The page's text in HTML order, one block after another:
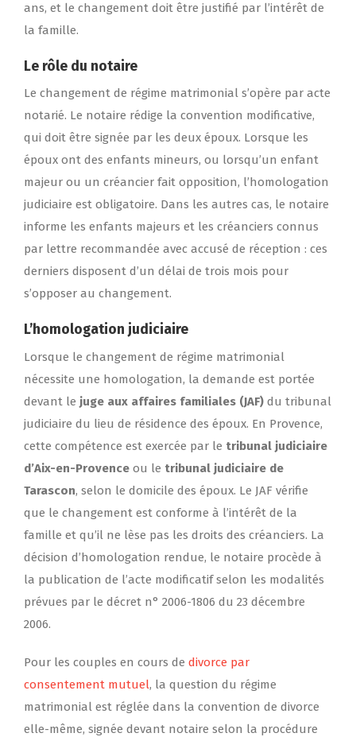
ans, et le changement doit être justifié par l’intérêt de
la famille.
Le rôle du notaire
Le changement de régime matrimonial s’opère par acte
notarié. Le notaire rédige la convention modificative,
qui doit être signée par les deux époux. Lorsque les
époux ont des enfants mineurs, ou lorsqu’un enfant
majeur ou un créancier fait opposition, l’homologation
judiciaire est obligatoire. Dans les autres cas, le notaire
informe les enfants majeurs et les créanciers connus
par lettre recommandée avec accusé de réception : ces
derniers disposent d’un délai de trois mois pour
s’opposer au changement.
L’homologation judiciaire
Lorsque le changement de régime matrimonial
nécessite une homologation, la demande est portée
devant le juge aux affaires familiales (JAF) du tribunal
judiciaire du lieu de résidence des époux. En Provence,
cette compétence est exercée par le tribunal judiciaire
d’Aix-en-Provence ou le tribunal judiciaire de
Tarascon, selon le domicile des époux. Le JAF vérifie
que le changement est conforme à l’intérêt de la
famille et qu’il ne lèse pas les droits des créanciers. La
décision d’homologation rendue, le notaire procède à
la publication de l’acte modificatif selon les modalités
prévues par le décret n° 2006-1806 du 23 décembre
2006.
Pour les couples en cours de divorce par
consentement mutuel, la question du régime
matrimonial est réglée dans la convention de divorce
elle-même, signée devant notaire selon la procédure